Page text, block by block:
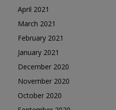
April 2021
March 2021
February 2021
January 2021
December 2020
November 2020
October 2020